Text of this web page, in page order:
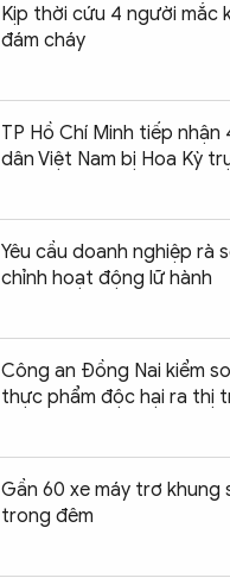
Kịp thời cứu 4 người mắc
đám cháy
TP Hồ Chí Minh tiếp nhận
dân Việt Nam bị Hoa Kỳ
Yêu cầu doanh nghiệp rà
chỉnh hoạt động lữ hành
Công an Đồng Nai kiểm
thực phẩm độc hại ra thị
Gần 60 xe máy trơ khung
trong đêm